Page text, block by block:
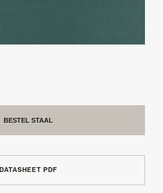
BESTEL STAAL
DATASHEET PDF